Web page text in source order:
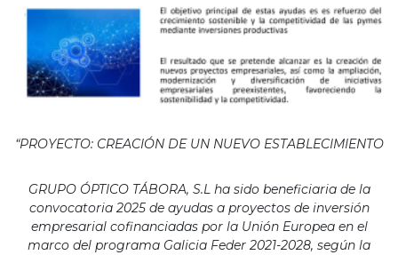
“PROYECTO: CREACIÓN DE UN NUEVO ESTABLECIMIENTO
GRUPO ÓPTICO TÁBORA, S.L ha sido beneficiaria de la
convocatoria 2025 de ayudas a proyectos de inversión
empresarial cofinanciadas por la Unión Europea en el
marco del programa Galicia Feder 2021-2028, según la